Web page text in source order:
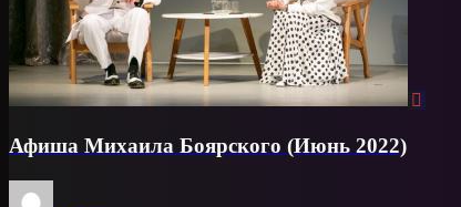
Афиша Михаила Боярского (Июнь 2022)